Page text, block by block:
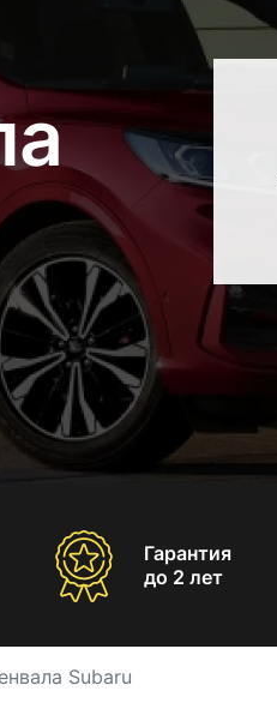
Гарантия
до 2 лет
Subaru